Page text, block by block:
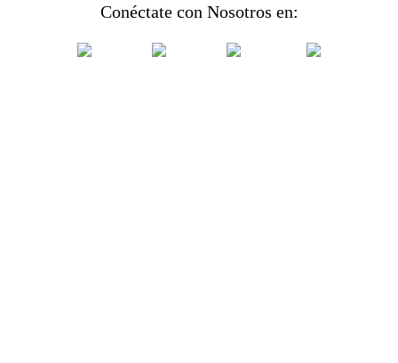
Conéctate con Nosotros en: